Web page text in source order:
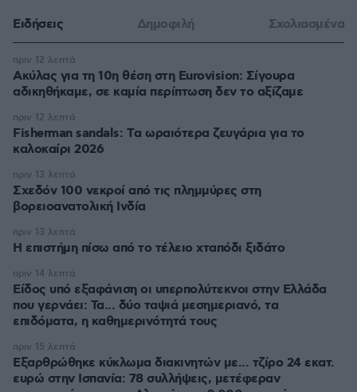
Ειδήσεις Δημοφιλή Σχολιασμένα
Ακύλας για τη 10η θέση στη Eurovision: Σίγουρα
αδικηθήκαμε, σε καμία περίπτωση δεν το αξίζαμε
πριν 12 λεπτά
Fisherman sandals: Tα ωραιότερα ζευγάρια για το
καλοκαίρι 2026
πριν 12 λεπτά
Σχεδόν 100 νεκροί από τις πλημμύρες στη
βορειοανατολική Ινδία
πριν 13 λεπτά
Η επιστήμη πίσω από το τέλειο χταπόδι ξιδάτο
πριν 13 λεπτά
Είδος υπό εξαφάνιση οι υπερπολύτεκνοι στην Ελλάδα
που γερνάει: Τα... δύο ταψιά μεσημεριανό, τα
επιδόματα, η καθημερινότητά τους
πριν 14 λεπτά
Εξαρθρώθηκε κύκλωμα διακινητών με... τζίρο 24 εκατ.
ευρώ στην Ισπανία: 78 συλλήψεις, μετέφεραν
πριν 15 λεπτά